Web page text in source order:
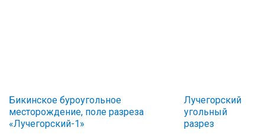
Бикинское буроугольное
месторождение, поле разреза
«Лучегорский-1»
Лучегорский
угольный
разрез